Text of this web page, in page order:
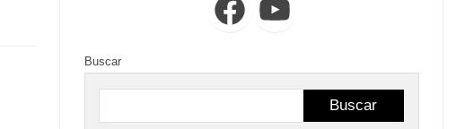
FacebookYouTube
Buscar
Buscar